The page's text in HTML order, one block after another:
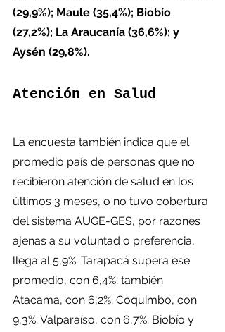
(29,9%); Maule (35,4%); Biobío
(27,2%); La Araucanía (36,6%); y
Aysén (29,8%).
Atención en Salud
La encuesta también indica que el
promedio país de personas que no
recibieron atención de salud en los
últimos 3 meses, o no tuvo cobertura
del sistema AUGE-GES, por razones
ajenas a su voluntad o preferencia,
llega al 5,9%. Tarapacá supera ese
promedio, con 6,4%; también
Atacama, con 6,2%; Coquimbo, con
9,3%; Valparaíso, con 6,7%; Biobío y